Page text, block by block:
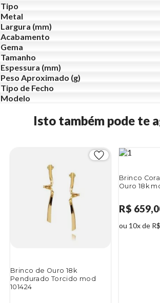
Tipo
Metal
Largura (mm)
Acabamento
Gema
Tamanho
Espessura (mm)
Peso Aproximado (g)
Tipo de Fecho
Modelo
Isto também pode te
Brinco de Ouro 18k
Pendurado Torcido mod
101424
Brinco
Ouro 18k
R$
ou 10x de